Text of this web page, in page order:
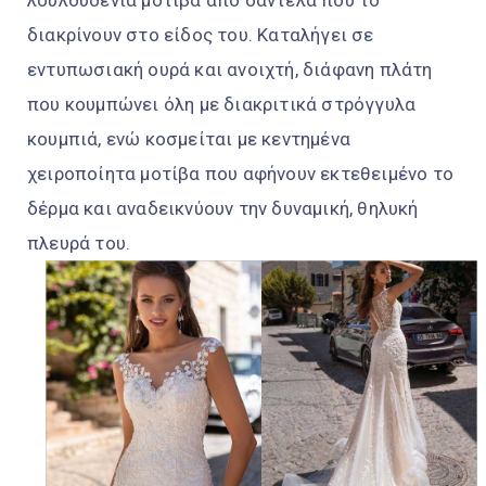
διακρίνουν στο είδος του. Καταλήγει σε
εντυπωσιακή ουρά και ανοιχτή, διάφανη πλάτη
που κουμπώνει όλη με διακριτικά στρόγγυλα
κουμπιά, ενώ κοσμείται με κεντημένα
χειροποίητα μοτίβα που αφήνουν εκτεθειμένο το
δέρμα και αναδεικνύουν την δυναμική, θηλυκή
πλευρά του.